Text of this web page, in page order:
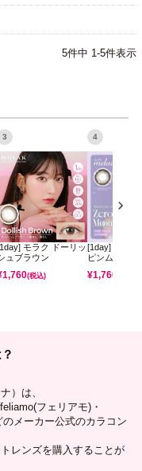
5件中 1-5件表示
3
モラク ドーリッ
ュブラウン
1,760(税込)
4
[1day] ミレデ
ピンムーン
¥1,760
）は、
フェリアモ)・
メーカー公式のカラコン
レンズを購入することが